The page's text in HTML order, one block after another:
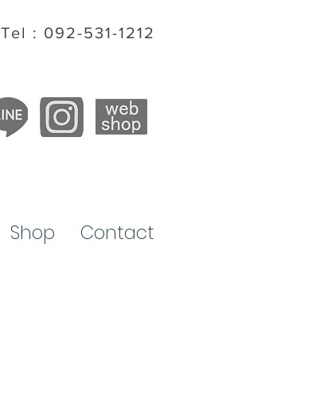
Tel : 092-531-1212
​Shop Contact